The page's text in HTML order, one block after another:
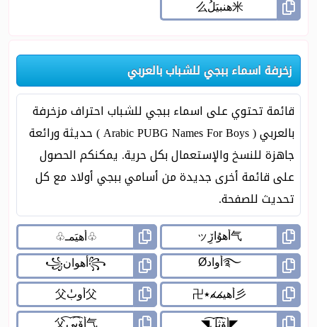
زخرفة اسماء ببجي للشباب بالعربي
قائمة تحتوي على اسماء ببجي للشباب احتراف مزخرفة
بالعربي ( Arabic PUBG Names For Boys ) حديثة ورائعة
جاهزة للنسخ والإستعمال بكل حرية. يمكنكم الحصول
على قائمة أخرى جديدة من أسامي ببجي أولاد مع كل
تحديث للصفحة.